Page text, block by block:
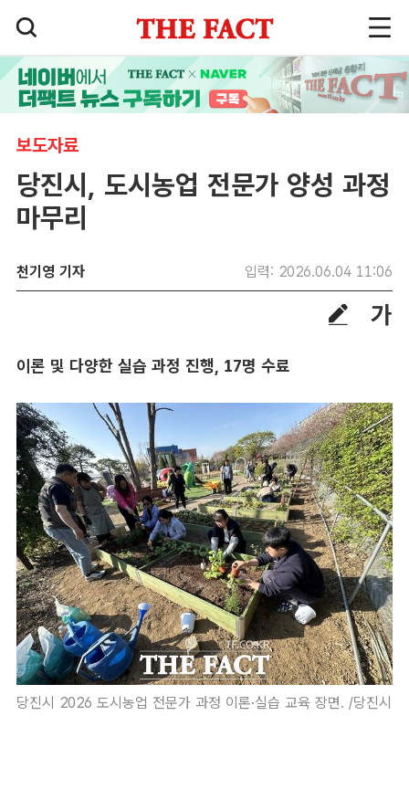
보도자료
당진시, 도시농업 전문가 양성 과정
마무리
천기영 기자 입력: 2026.06.04 11:06
이론 및 다양한 실습 과정 진행, 17명 수료
당진시 2026 도시농업 전문가 과정 이론·실습 교육 장면. /당진시